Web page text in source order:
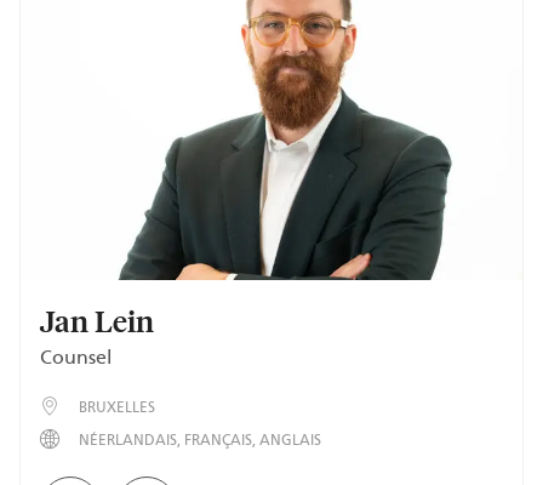
Jan Lein
Counsel
BRUXELLES
NÉERLANDAIS FRANÇAIS ANGLAIS